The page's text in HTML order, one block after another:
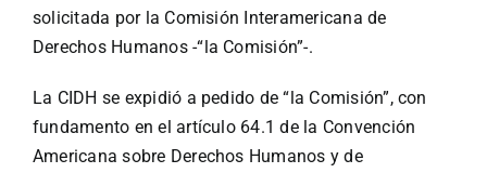
solicitada por la Comisión Interamericana de
Derechos Humanos -“la Comisión”-.
La CIDH se expidió a pedido de “la Comisión”, con
fundamento en el artículo 64.1 de la Convención
Americana sobre Derechos Humanos y de